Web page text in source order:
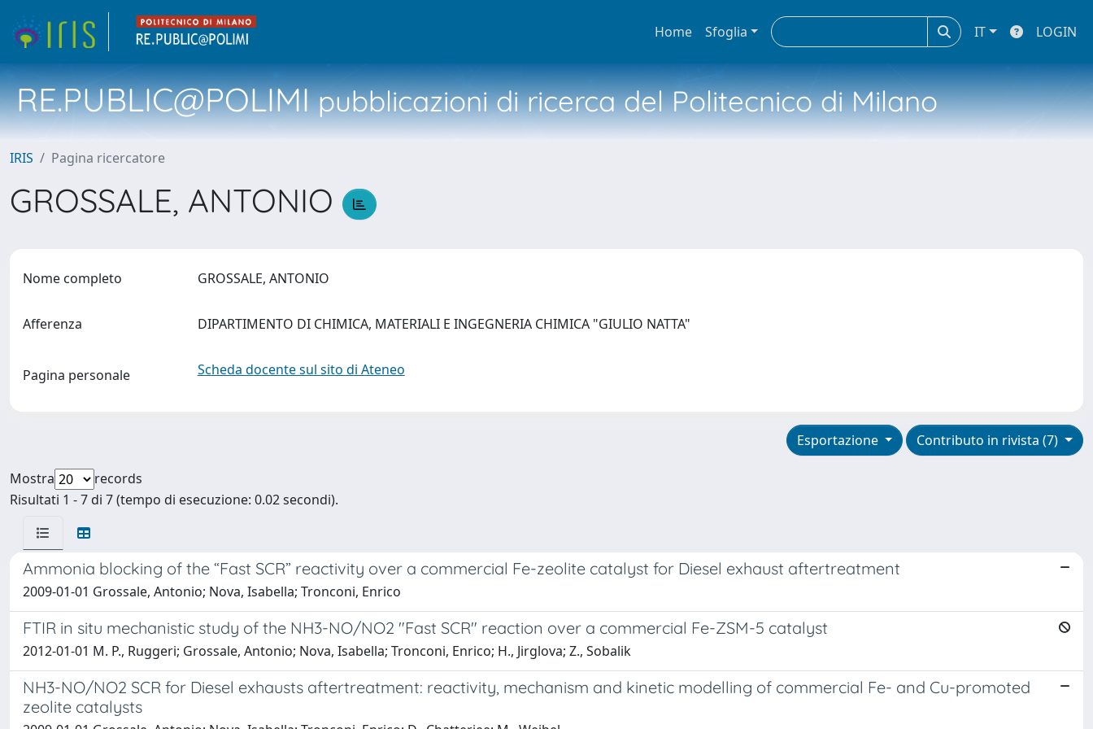
Home Sfoglia IT LOGIN
RE.PUBLIC@POLIMIpubblicazioni di ricerca del Politecnico di Milano
IRIS Pagina ricercatore
GROSSALE, ANTONIO
Nome completo GROSSALE, ANTONIO
Afferenza DIPARTIMENTO DI CHIMICA, MATERIALI E INGEGNERIA CHIMICA "GIULIO NATTA"
Pagina personale Scheda docente sul sito di Ateneo
Contributo in rivista (7)
Esportazione
Mostra
records
Risultati 1 - 7 di 7 (tempo di esecuzione: 0.02 secondi).
Ammonia blocking of the “Fast SCR” reactivity over a commercial Fe-zeolite catalyst for Diesel exhaust aftertreatment
2009-01-01 Grossale, Antonio; Nova, Isabella; Tronconi, Enrico
FTIR in situ mechanistic study of the NH3-NO/NO2 "Fast SCR" reaction over a commercial Fe-ZSM-5 catalyst
2012-01-01 M. P., Ruggeri; Grossale, Antonio; Nova, Isabella; Tronconi, Enrico; H., Jirglova; Z., Sobalik
NH3-NO/NO2 SCR for Diesel exhausts aftertreatment: reactivity, mechanism and kinetic modelling of commercial Fe- and Cu-promoted
zeolite catalysts